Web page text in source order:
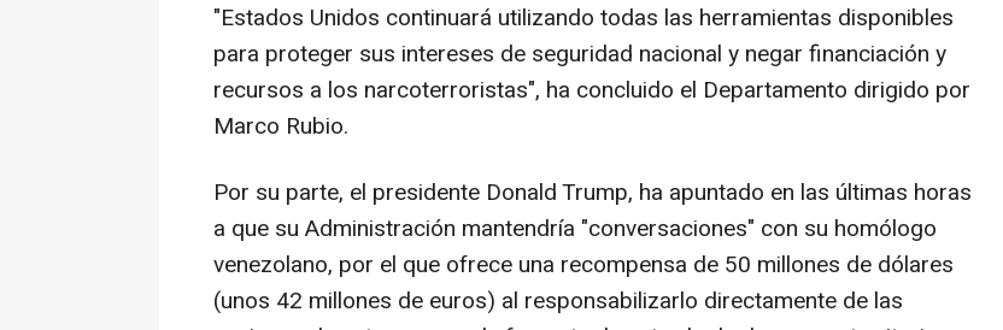
"Estados Unidos continuará utilizando todas las herramientas disponibles
para proteger sus intereses de seguridad nacional y negar financiación y
recursos a los narcoterroristas", ha concluido el Departamento dirigido por
Marco Rubio.
Por su parte, el presidente Donald Trump, ha apuntado en las últimas horas
a que su Administración mantendría "conversaciones" con su homólogo
venezolano, por el que ofrece una recompensa de 50 millones de dólares
(unos 42 millones de euros) al responsabilizarlo directamente de las